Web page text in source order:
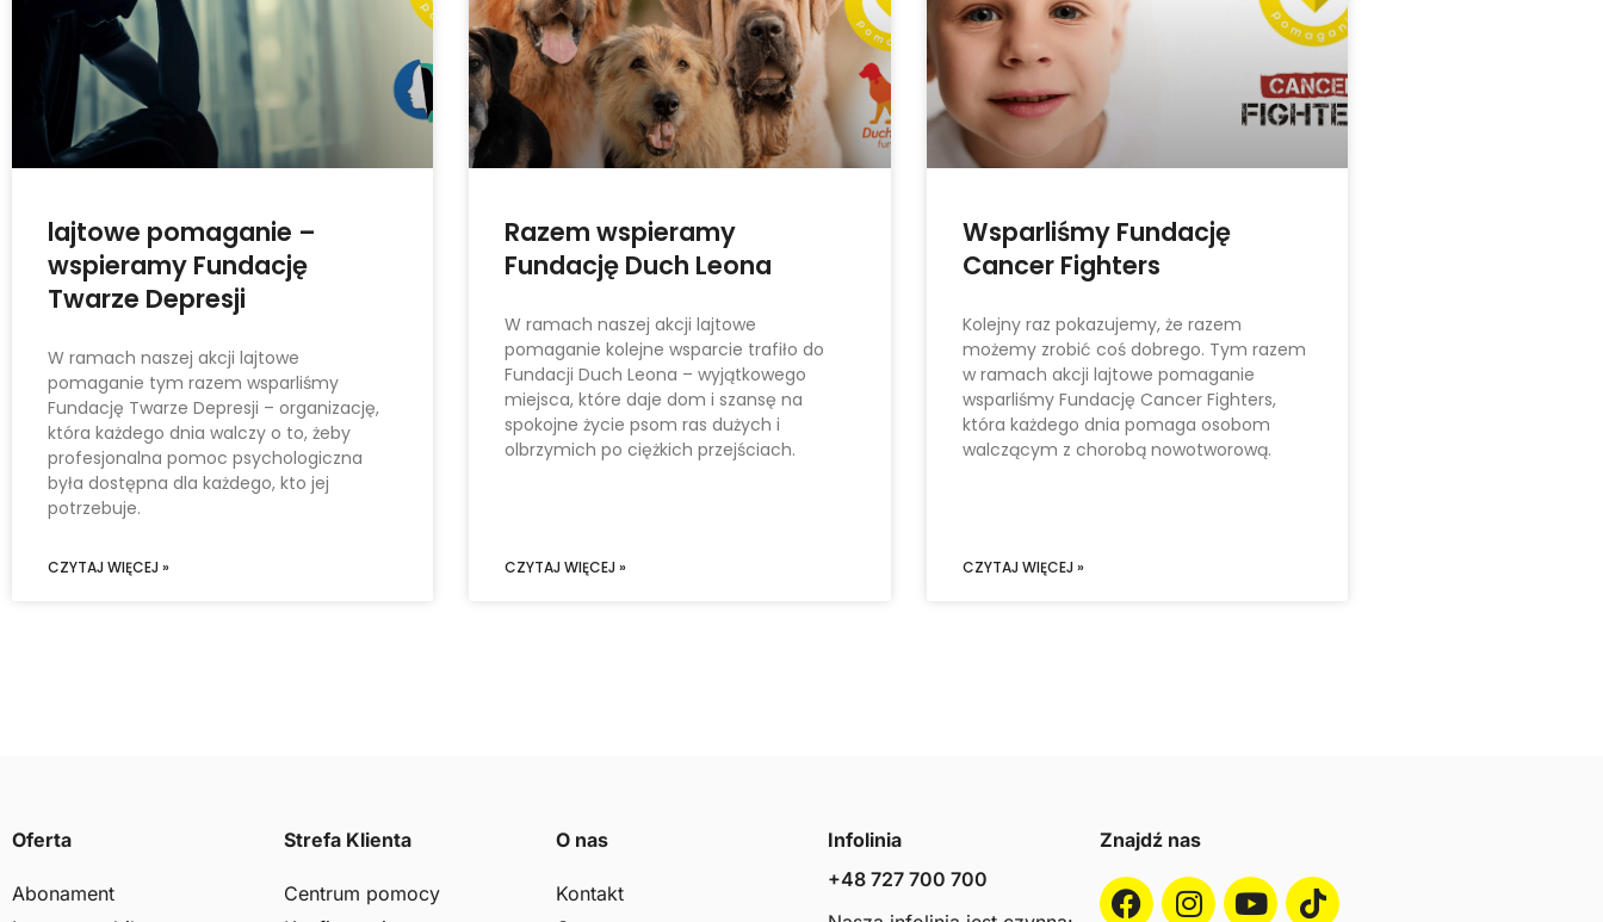
lajtowe pomaganie –
wspieramy Fundację
Twarze Depresji
W ramach naszej akcji lajtowe
pomaganie tym razem wsparliśmy
Fundację Twarze Depresji – organizację,
która każdego dnia walczy o to, żeby
profesjonalna pomoc psychologiczna
była dostępna dla każdego, kto jej
potrzebuje.
CZYTAJ WIĘCEJ »
Razem wspieramy
Fundację Duch Leona
W ramach naszej akcji lajtowe
pomaganie kolejne wsparcie trafiło do
Fundacji Duch Leona – wyjątkowego
miejsca, które daje dom i szansę na
spokojne życie psom ras dużych i
olbrzymich po ciężkich przejściach.
CZYTAJ WIĘCEJ »
Wsparliśmy Fundację
Cancer Fighters
Kolejny raz pokazujemy, że razem
możemy zrobić coś dobrego. Tym razem
w ramach akcji lajtowe pomaganie
wsparliśmy Fundację Cancer Fighters,
która każdego dnia pomaga osobom
walczącym z chorobą nowotworową.
CZYTAJ WIĘCEJ »
Oferta
Abonament
Strefa Klienta
Centrum pomocy
O nas
Kontakt
Infolinia
+48 727 700 700
Znajdź nas